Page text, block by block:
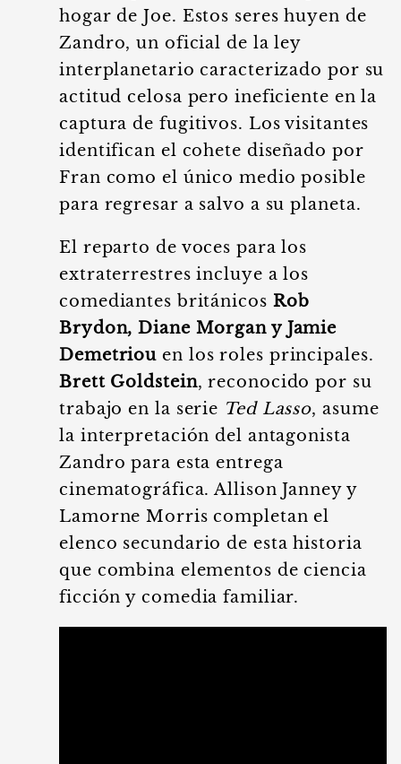
hogar de Joe. Estos seres huyen de
Zandro, un oficial de la ley
interplanetario caracterizado por su
actitud celosa pero ineficiente en la
captura de fugitivos. Los visitantes
identifican el cohete diseñado por
Fran como el único medio posible
para regresar a salvo a su planeta.
El reparto de voces para los
extraterrestres incluye a los
comediantes británicos Rob
Brydon, Diane Morgan y Jamie
Demetriou en los roles principales.
Brett Goldstein, reconocido por su
trabajo en la serie Ted Lasso, asume
la interpretación del antagonista
Zandro para esta entrega
cinematográfica. Allison Janney y
Lamorne Morris completan el
elenco secundario de esta historia
que combina elementos de ciencia
ficción y comedia familiar.